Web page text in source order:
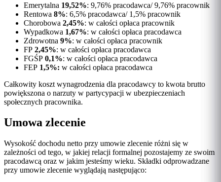
Emerytalna 19,52%: 9,76% pracodawca/ 9,76% pracownik
Rentowa 8%: 6,5% pracodawca/ 1,5% pracownik
Chorobowa 2,45%: w całości opłaca pracownik
Wypadkowa 1,67%: w całości opłaca pracodawca
Zdrowotna 9%: w całości opłaca pracownik
FP 2,45%: w całości opłaca pracodawca
FGŚP 0,1%: w całości opłaca pracodawca
FEP 1,5%: w całości opłaca pracodawca
Całkowity koszt wynagrodzenia dla pracodawcy to kwota brutto
powiększona o narzuty w partycypacji w ubezpieczeniach
społecznych pracownika.
Umowa zlecenie
Wysokość dochodu netto przy umowie zlecenie różni się w
zależności od tego, w jakiej relacji formalnej pozostajemy ze swoim
pracodawcą oraz w jakim jesteśmy wieku. Składki odprowadzane
przy umowie zlecenie wyglądają następująco: